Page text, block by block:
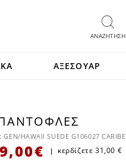
ΑΝΑΖΗΤΗΣΗ
ΑΞΕΣΟΥΑΡ
GEN/HAWAII SUEDE G106027 CARIBE
€ κερδίζετε 31,00 €